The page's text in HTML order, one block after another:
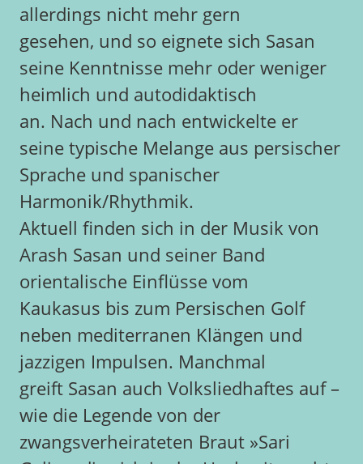
allerdings nicht mehr gern
gesehen, und so eignete sich Sasan
seine Kenntnisse mehr oder weniger
heimlich und autodidaktisch
an. Nach und nach entwickelte er
seine typische Melange aus persischer
Sprache und spanischer
Harmonik/Rhythmik.
Aktuell finden sich in der Musik von
Arash Sasan und seiner Band
orientalische Einflüsse vom
Kaukasus bis zum Persischen Golf
neben mediterranen Klängen und
jazzigen Impulsen. Manchmal
greift Sasan auch Volksliedhaftes auf –
wie die Legende von der
zwangsverheirateten Braut »Sari